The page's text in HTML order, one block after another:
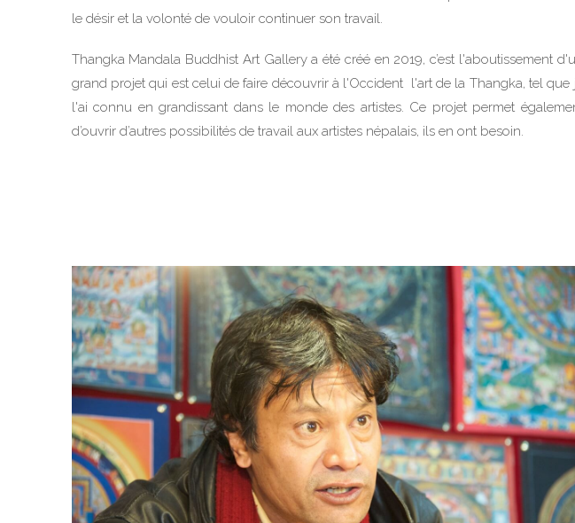
le désir et la volonté de vouloir continuer son travail.
Thangka Mandala Buddhist Art Gallery a été créé en 2019, c’est l'aboutissement
grand projet qui est celui de faire découvrir à l'Occident l'art de la Thangka, tel que
l'ai connu en grandissant dans le monde des artistes. Ce projet permet
d’ouvrir d’autres possibilités de travail aux artistes népalais, ils en ont besoin.